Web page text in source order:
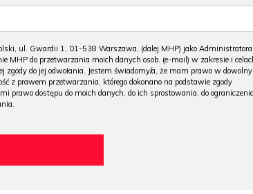
ul. Gwardii 1, 01-538 Warszawa, (dalej MHP) jako Administratora
MHP do przetwarzania moich danych osob. (e-mail) w zakresie i
do jej odwołania. Jestem świadomy/a, że mam prawo w
z prawem przetwarzania, którego dokonano na podstawie zgody
prawo dostępu do moich danych, do ich sprostowania, do ograniczenia